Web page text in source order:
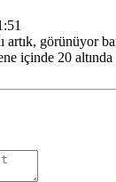
artık, görünüyor
içinde 20